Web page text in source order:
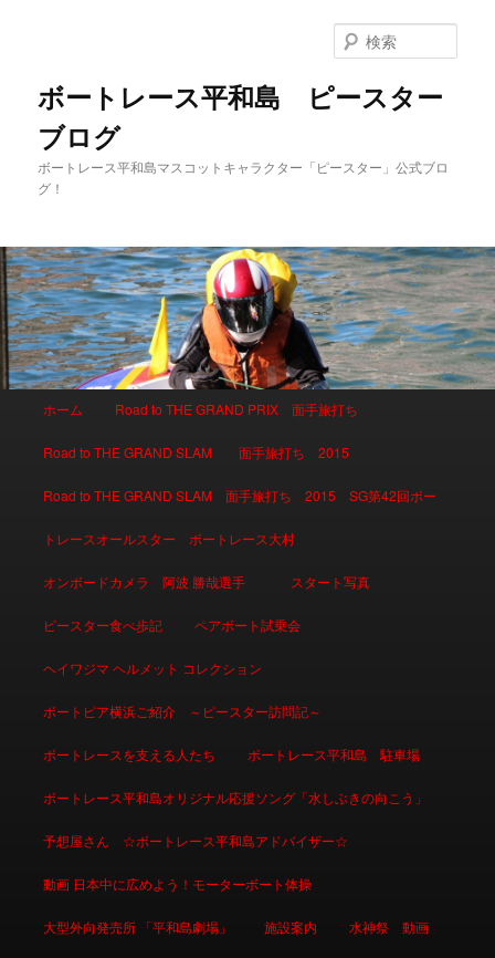
ボートレース平和島 ピースター
ブログ
ボートレース平和島マスコットキャラクター「ピースター」公式ブロ
グ！
索
メインコンテンツへ移動
サブコンテンツへ移動
ホーム Road to THE GRAND PRIX 面手旅打ち
Road to THE GRAND SLAM 面手旅打ち 2015
Road to THE GRAND SLAM 面手旅打ち 2015 SG第42回ボー
トレースオールスター ボートレース大村
オンボードカメラ 阿波 勝哉選手 スタート写真
ピースター食べ歩記 ペアボート試乗会
ヘイワジマ ヘルメット コレクション
ボートピア横浜ご紹介 ～ピースター訪問記～
ボートレースを支える人たち ボートレース平和島 駐車場
ボートレース平和島オリジナル応援ソング「水しぶきの向こう」
予想屋さん ☆ボートレース平和島アドバイザー☆
動画 日本中に広めよう！モーターボート体操
大型外向発売所 「平和島劇場」 施設案内 水神祭 動画